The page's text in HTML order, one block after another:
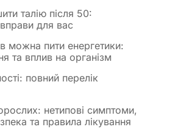
талію після 50:
для вас
можна пити енергетики:
та вплив на організм
повний перелік
нетипові симптоми,
та правила лікування